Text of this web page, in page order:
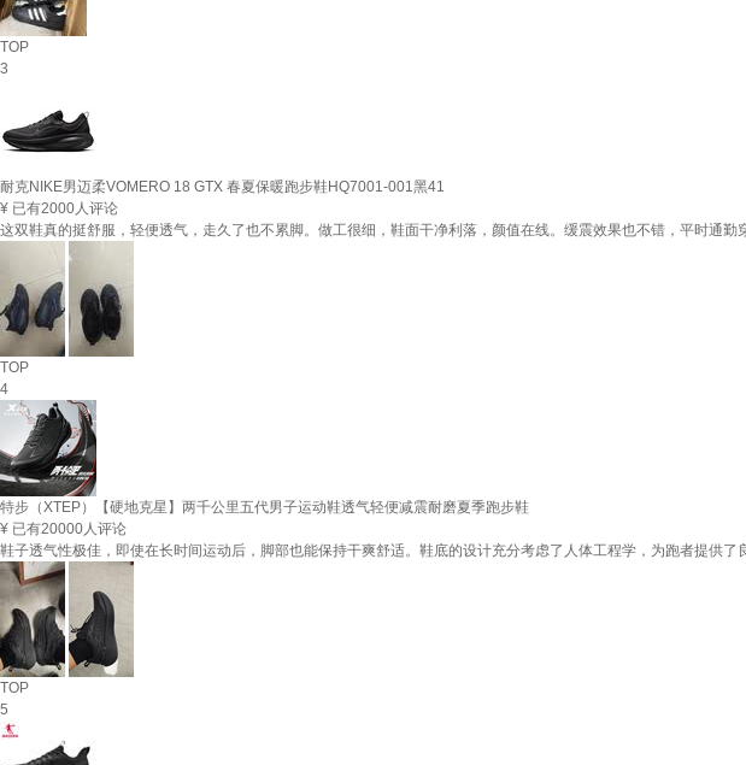
TOP
3
耐克NIKE男迈柔VOMERO 18 GTX 春夏保暖跑步鞋HQ7001-001黑41
¥ 已有2000人评论
这双鞋真的挺舒服，轻便透气，走久了也不累脚。做工很细，鞋面干净利落，颜值在线。缓震效果也不错，平时通
TOP
4
特步（XTEP）【硬地克星】两千公里五代男子运动鞋透气轻便减震耐磨夏季跑步鞋
¥ 已有20000人评论
鞋子透气性极佳，即使在长时间运动后，脚部也能保持干爽舒适。鞋底的设计充分考虑了人体工程学，为跑者提供
TOP
5